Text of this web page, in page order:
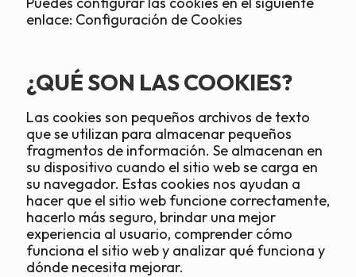
enlace: Configuración de Cookies
¿QUÉ SON LAS COOKIES?
Las cookies son pequeños archivos de texto
que se utilizan para almacenar pequeños
fragmentos de información. Se almacenan en
su dispositivo cuando el sitio web se carga en
su navegador. Estas cookies nos ayudan a
hacer que el sitio web funcione correctamente,
hacerlo más seguro, brindar una mejor
experiencia al usuario, comprender cómo
funciona el sitio web y analizar qué funciona y
dónde necesita mejorar.